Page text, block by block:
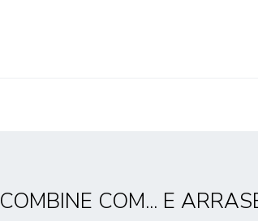
COMBINE COM... E